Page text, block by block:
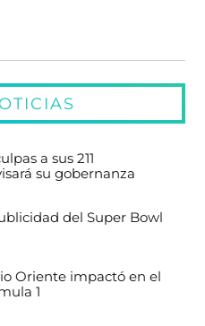
a sus 211
su gobernanza
del Super Bowl
Oriente impactó en el
1